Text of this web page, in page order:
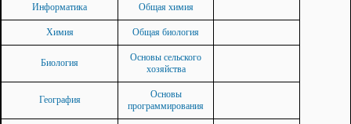
Информатика Общая химия
Химия Общая биология
Биология
Основы сельского
хозяйства
География
Основы
программирования